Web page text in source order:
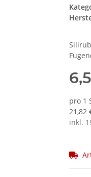
pro 1
21,82
inkl.